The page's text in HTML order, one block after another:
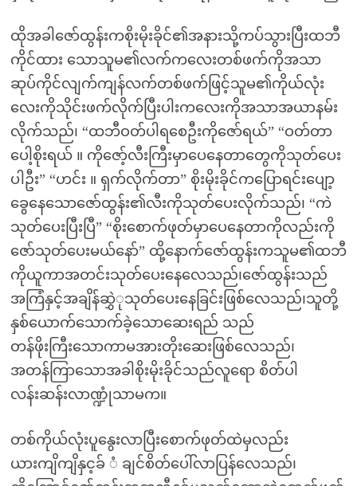
ထိုအခါဇော်ထွန်းကစိုးမိုးခိုင်၏အနားသို့ကပ်သွားပြီးထဘီ
ကိုင်ထား သောသူမ၏လက်ကလေးတစ်ဖက်ကိုအသာ
ဆုပ်ကိုင်လျက်ကျန်လက်တစ်ဖက်ဖြင့်သူမ၏ကိုယ်လုံး
လေးကိုသိုင်းဖက်လိုက်ပြီးပါးကလေးကိုအသာအယာနမ်း
လိုက်သည်၊ “ထဘီဝတ်ပါရစေဦးကိုဇော်ရယ်” “ဝတ်တာ
ပေါ့စိုးရယ် ။ ကိုဇော့်လီးကြီးမှာပေနေတာတွေကိုသုတ်ပေး
ပါဦး” “ဟင်း ။ ရှက်လိုက်တာ” စိုးမိုးခိုင်ကပြောရင်းပျော့
ခွေနေသောဇော်ထွန်း၏လီးကိုသုတ်ပေးလိုက်သည်၊ “ကဲ
သုတ်ပေးပြီးပြီ” “စိုးစောက်ဖုတ်မှာပေနေတာကိုလည်းကို
ဇော်သုတ်ပေးမယ်နော်” ထို့နောက်ဇော်ထွန်းကသူမ၏ထဘီ
ကိုယူကာအတင်းသုတ်ပေးနေလေသည်၊ဇော်ထွန်းသည်
အကြံနှင့်အချိန်ဆွှဲုသုတ်ပေးနေခြင်းဖြစ်လေသည်၊သူတို့
နှစ်ယောက်သောက်ခဲ့သောဆေးရည် သည်
တန်ဖိုးကြီးသောကာမအားတိုးဆေးဖြစ်လေသည်၊
အတန်ကြာသောအခါစိုးမိုးခိုင်သည်လူရော စိတ်ပါ
လန်းဆန်းလာဏ္ဍုံသာမက။
တစ်ကိုယ်လုံးပူနွေးလာပြီးစောက်ဖုတ်ထဲမှလည်း
ယားကျိကျိနှင့ခ် ံ ချင်စိတ်ပေါ်လာပြန်လေသည်၊